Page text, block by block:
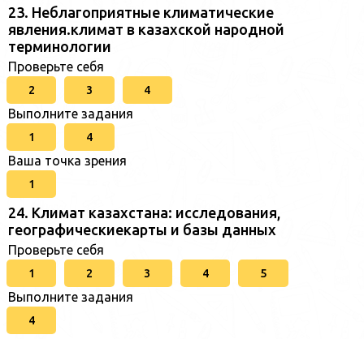
23. Неблагоприятные климатические
явления.климат в казахской народной
терминологии
Проверьте себя
2 3 4
Выполните задания
1 4
Ваша точка зрения
1
24. Климат казахстана: исследования,
географическиекарты и базы данных
Проверьте себя
1 2 3 4 5
Выполните задания
4